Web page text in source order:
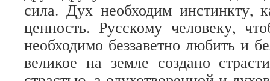
сила. Дух необходим инстинкту,
ценность. Русскому человеку,
необходимо беззаветно любить и
великое на земле создано